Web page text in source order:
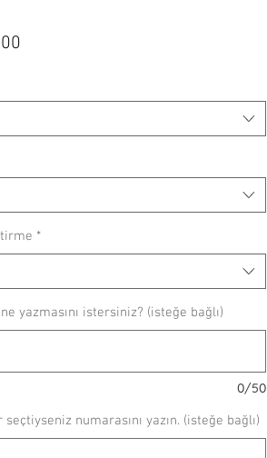
*
yazmasını istersiniz? (isteğe bağlı)
0/50
numarasını yazın. (isteğe bağlı)